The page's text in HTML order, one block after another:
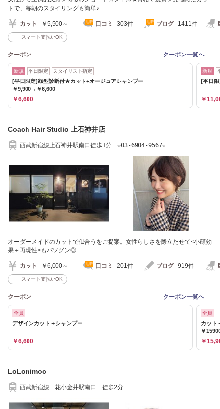
トで、毎朝のスタイリングも簡単♪
カット ￥5,500～ 口コミ 303件 ブログ 1411件
スマート支払いOK
クーポン クーポン一覧へ
新規 平日限定 スタイリスト指定
[平日限定]顔型診断付★カット+オージュアシャンプー
￥9,900→￥6,600
￥6,600
新規
[平日
￥
Coach Hair Studio 上石神井店
西武新宿線上石神井駅南口徒歩1分 ☆03-6904-9567☆
オーダーメイドのカットで似合うをご提案。女性らしさを際立たせて<小顔効
果＋再現性>もバツグン◎
カット ￥6,000～ 口コミ 201件 ブログ 919件
スマート支払いOK
クーポン クーポン一覧へ
全員
デザインカット＋シャンプー
￥6,600
全員
カット
￥
￥
LoLonimoc
西武新宿線 花小金井駅南口 徒歩2分